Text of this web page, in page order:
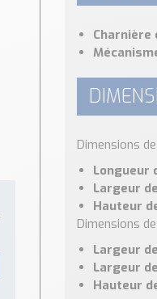
Charnière
Dimensions
Longueur
Largeur
Hauteur
Dimensions
Largeur
Largeur
Hauteur